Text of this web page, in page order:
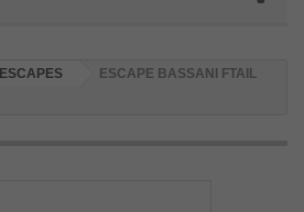
ESCAPES
ESCAPE BASSANI FTAIL